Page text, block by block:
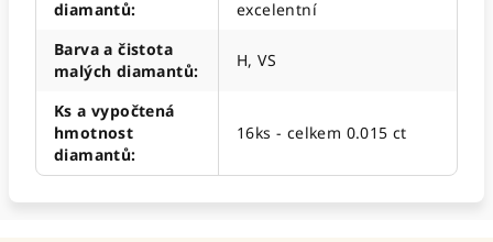
diamantů:
excelentní
Barva a čistota
malých diamantů:
H, VS
Ks a vypočtená
hmotnost
diamantů:
16ks - celkem 0.015 ct